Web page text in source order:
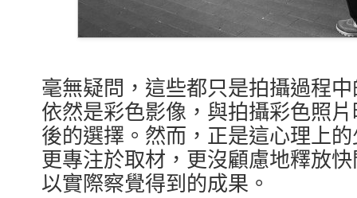
毫無疑問，這些都只是拍攝過程
依然是彩色影像，與拍攝彩色照
後的選擇。然而，正是這心理上
更專注於取材，更沒顧慮地釋放
以實際察覺得到的成果。